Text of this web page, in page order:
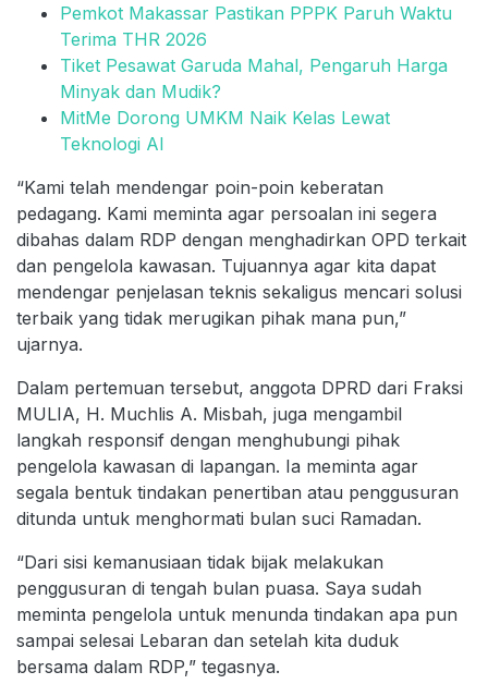
Pemkot Makassar Pastikan PPPK Paruh Waktu
Terima THR 2026
Tiket Pesawat Garuda Mahal, Pengaruh Harga
Minyak dan Mudik?
MitMe Dorong UMKM Naik Kelas Lewat
Teknologi AI
“Kami telah mendengar poin-poin keberatan
pedagang. Kami meminta agar persoalan ini segera
dibahas dalam RDP dengan menghadirkan OPD terkait
dan pengelola kawasan. Tujuannya agar kita dapat
mendengar penjelasan teknis sekaligus mencari solusi
terbaik yang tidak merugikan pihak mana pun,”
ujarnya.
Dalam pertemuan tersebut, anggota DPRD dari Fraksi
MULIA, H. Muchlis A. Misbah, juga mengambil
langkah responsif dengan menghubungi pihak
pengelola kawasan di lapangan. Ia meminta agar
segala bentuk tindakan penertiban atau penggusuran
ditunda untuk menghormati bulan suci Ramadan.
“Dari sisi kemanusiaan tidak bijak melakukan
penggusuran di tengah bulan puasa. Saya sudah
meminta pengelola untuk menunda tindakan apa pun
sampai selesai Lebaran dan setelah kita duduk
bersama dalam RDP,” tegasnya.